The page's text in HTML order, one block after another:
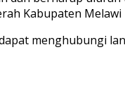
Kabupaten
menghubungi